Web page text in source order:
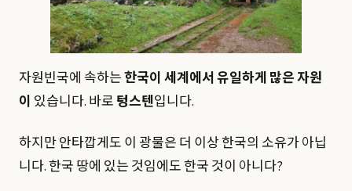
자원빈국에 속하는한국이 세계에서 유일하게 많은 자원
이 있습니다. 바로 텅스텐입니다.
하지만 안타깝게도 이 광물은 더 이상 한국의 소유가 아닙
니다. 한국 땅에 있는 것임에도 한국 것이 아니다?